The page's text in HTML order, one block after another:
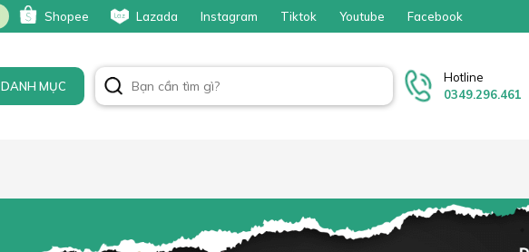
Shopee Lazada Instagram Tiktok Youtube Facebook
DANH MỤC
Hotline
0349.296.461